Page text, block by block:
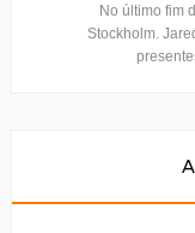
No último fim
Stockholm.